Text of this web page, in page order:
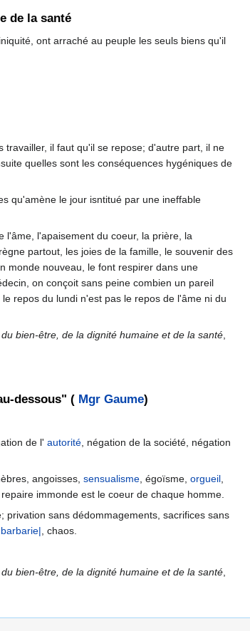
de la santé
ont arraché au peuple les seuls biens qu'il
il faut qu'il se repose; d'autre part, il ne
quelles sont les conséquences hygéniques de
qu'amène le jour isntitué par une ineffable
l'âme, l'apaisement du coeur, la prière, la
partout, les joies de la famille, le souvenir des
monde nouveau, le font respirer dans une
on conçoit sans peine combien un pareil
repos du lundi n'est pas le repos de l'âme ni du
bien-être, de la dignité humaine et de la santé,
dessous" ( Mgr Gaume)
de l' autorité , négation de la société, négation
angoisses, sensualisme , égoïsme, orgueil
immonde est le coeur de chaque homme.
privation sans dédommagements, sacrifices sans
barbarie| , chaos.
bien-être, de la dignité humaine et de la santé